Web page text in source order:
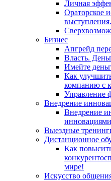
Личная
Ораторское
Бизнес
Апгрейд
Власть.
Имейте
Как
компанию с
Управление
Внедрение
Внедрение
инновациями
Выездные
Дистанционное
Как
мире!
Искусство